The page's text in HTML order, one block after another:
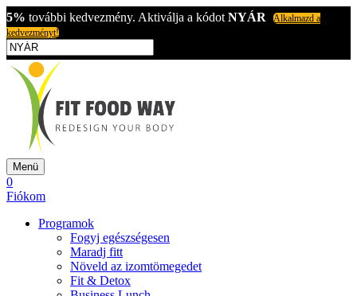
5% további kedvezmény. Aktiválja a kódot NYÁR
Alkalmazd a
kedvezményt!
Menü
0
Fiókom
Programok
Fogyj egészségesen
Maradj fitt
Növeld az izomtömegedet
Fit & Detox